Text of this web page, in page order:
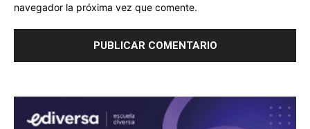
navegador la próxima vez que comente.